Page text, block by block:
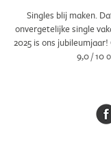
Singles blij maken.
onvergetelijke single
2025 is ons
9,0/10